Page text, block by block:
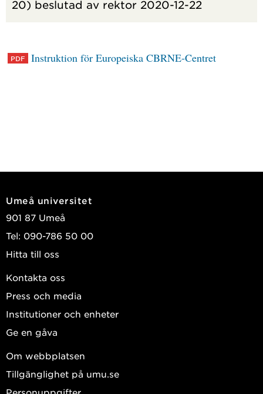
20) beslutad av rektor 2020-12-22
Instruktion för Europeiska CBRNE-Centret
Umeå universitet
901 87 Umeå
Tel: 090-786 50 00
Hitta till oss
Kontakta oss
Press och media
Institutioner och enheter
Ge en gåva
Om webbplatsen
Tillgänglighet på umu.se